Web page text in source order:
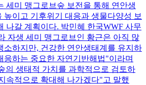
세미 맹그로브숲 보전을 통해 연안생
높이고 기후위기 대응과 생물다양성 보
나갈 계획이다. 박민혜 한국WWF 사무
자생 세미 맹그로브인 황근은 아직 많
소하지만, 건강한 연안생태계를 유지하
응하는 중요한 자연기반해법"이라며
의 생태적 가치를 과학적으로 검토하
속적으로 확대해 나가겠다"고 말했